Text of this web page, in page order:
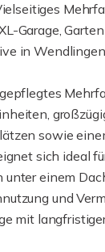
Garage,
in
sowie
sich ideal
einem
und
mit